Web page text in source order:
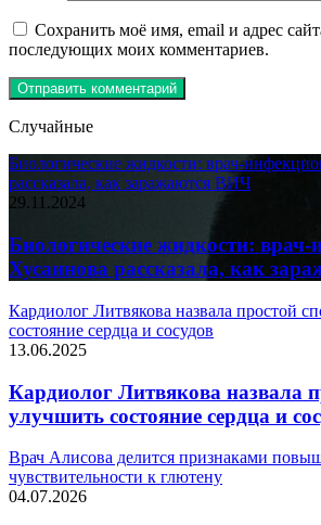
Сохранить моё имя, email и адрес
последующих моих комментариев.
Случайные
Биологические жидкости: врач-
рассказала, как заражаются ВИЧ
29.11.2024
Биологические жидкости: врач-
Хусаинова рассказала, как
Кардиолог Литвякова назвала простой
состояние сердца и сосудов
13.06.2025
Кардиолог Литвякова назвала
улучшить состояние сердца и
Врач Алисова делится признаками
чувствительности к глютену
04.07.2026